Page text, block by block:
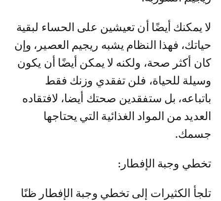
لا يمكنك أيضًا أن تعيشين على الحساء لبقية
حياتك، فهذا النظام يشبه ريجيم العصير، وإن
كان أكثر صحة، ولكنه لا يمكن أيضًا أن يكون
وسيلة للحياة، فلن تفقدي وزنك فقط
باتباعه، بل ستفقدين صحتك أيضا، لافتقاده
العديد من المواد الغذائية التي يحتاجها
جسمك.
تخطي وجبة الإفطار:
تلجأ الكثيرات إلى تخطي وجبة الإفطار ظنًا